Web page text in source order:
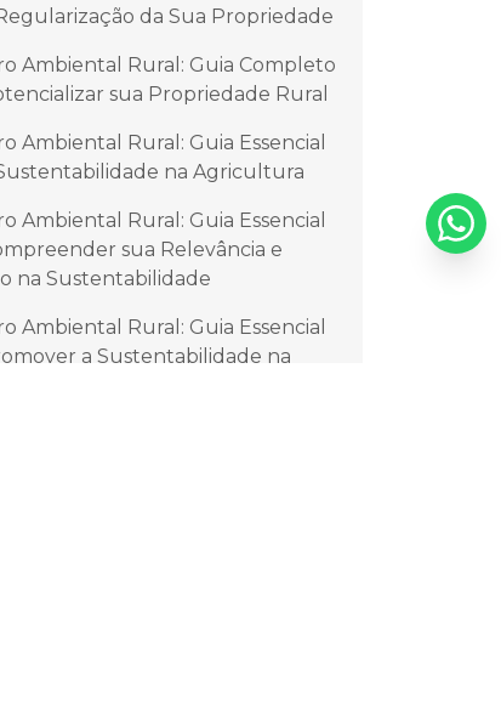
da Sua Propriedade
Ambiental Rural: Guia Completo
sua Propriedade Rural
Ambiental Rural: Guia Essencial
na Agricultura
Ambiental Rural: Guia Essencial
sua Relevância e
na Sustentabilidade
Ambiental Rural: Guia Essencial
a Sustentabilidade na